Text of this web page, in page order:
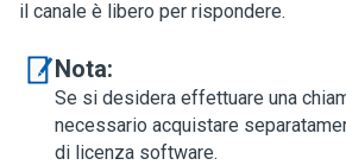
il canale è libero per rispondere.
Nota:
Se si desidera effettuare una
necessario acquistare
di licenza software.